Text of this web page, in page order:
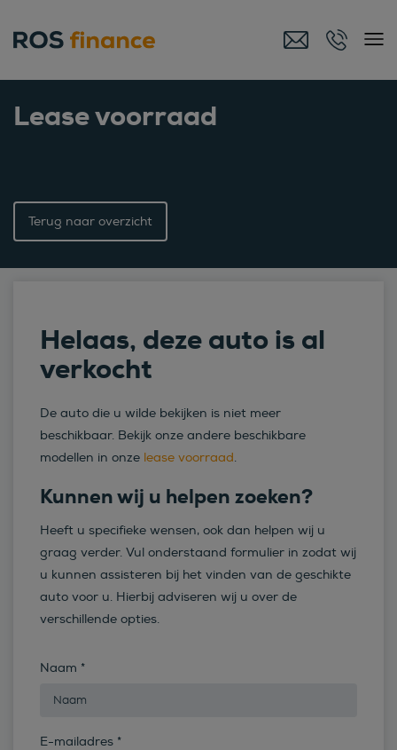
Lease voorraad
Terug naar overzicht
Helaas, deze auto is al
verkocht
De auto die u wilde bekijken is niet meer
beschikbaar. Bekijk onze andere beschikbare
modellen in onze lease voorraad.
Kunnen wij u helpen zoeken?
Heeft u specifieke wensen, ook dan helpen wij u
graag verder. Vul onderstaand formulier in zodat wij
u kunnen assisteren bij het vinden van de geschikte
auto voor u. Hierbij adviseren wij u over de
verschillende opties.
Naam *
E-mailadres *